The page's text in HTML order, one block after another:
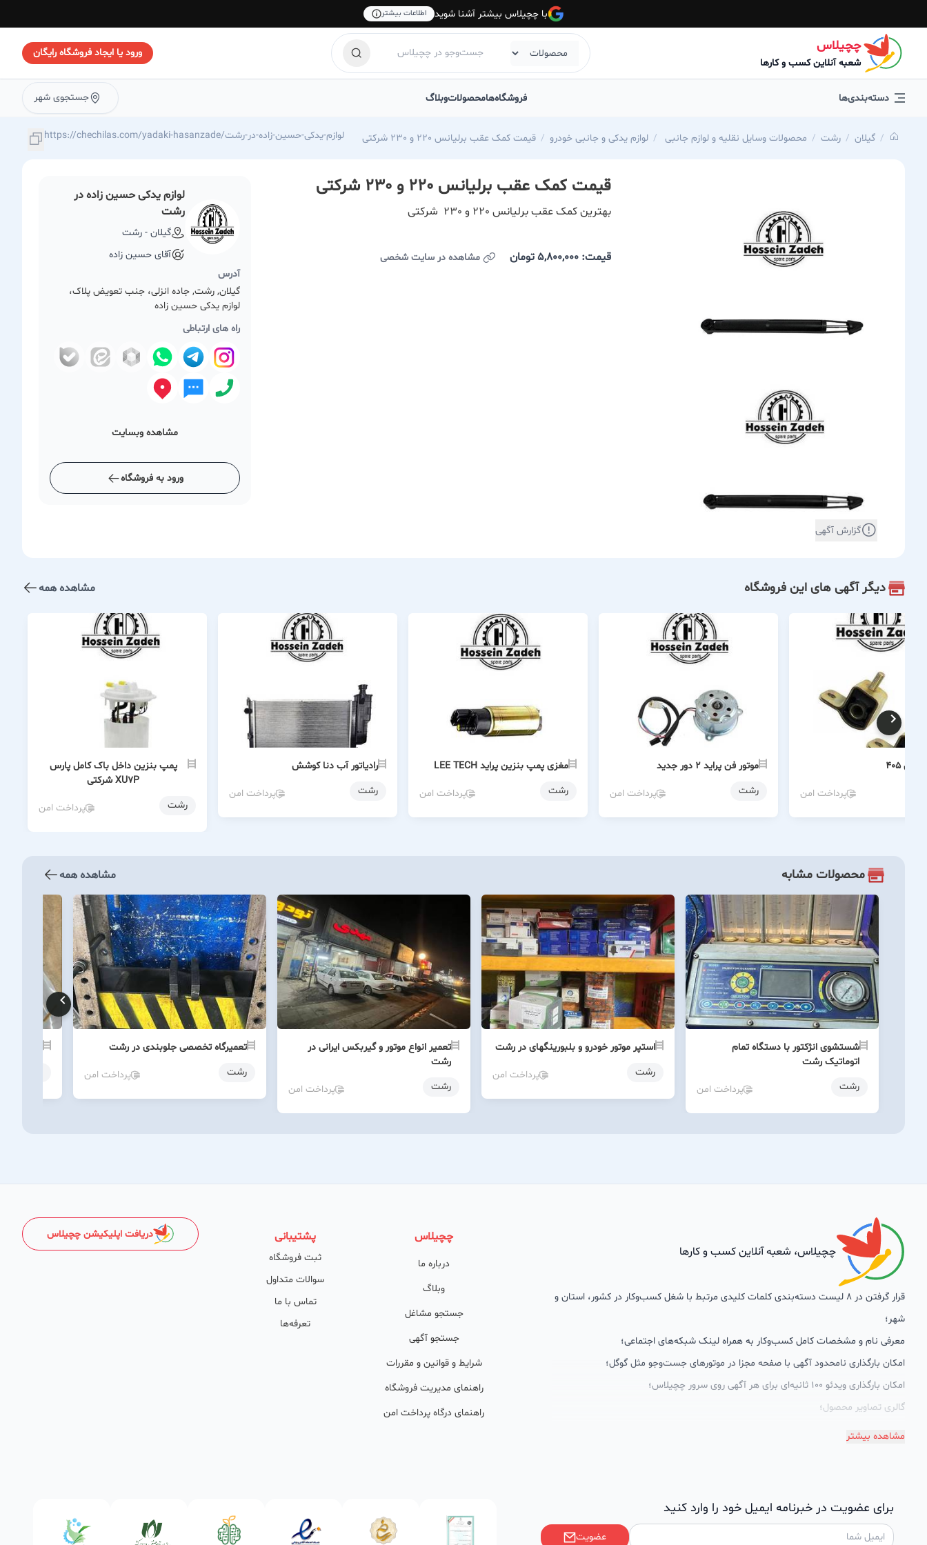
با چچیلاس بیشتر آشنا شوید اطلاعات بیشتر
چچیلاس
شعبه آنلاین کسب و کارها
ورود یا ایجاد فروشگاه رایگان
دسته‌بندی‌ها فروشگاه‌هامحصولاتوبلاگ جستجوی شهر
گیلان رشت محصولات وسایل نقلیه و لوازم جانبی لوازم یدکی و جانبی خودرو قیمت کمک عقب برلیانس 220 و 230 شرکتی https://chechilas.com/yadaki-hasanzade/لوازم-یدکی-حسین-زاده-در-رشت
گزارش آگهی
قیمت کمک عقب برلیانس 220 و 230 شرکتی
بهترین کمک عقب برلیانس 220 و 230 شرکتی
قیمت: 5,800,000 تومان مشاهده در سایت شخصی
لوازم یدکی حسین زاده در
رشت
گیلان - رشت
آقای حسین زاده
آدرس
گیلان, رشت, جاده انزلی، جنب تعویض پلاک،
لوازم یدکی حسین زاده
راه های ارتباطی
مشاهده وبسایت
ورود به فروشگاه
دیگر آگهی های این فروشگاه مشاهده همه
405
پرداخت امن
موتور فن پراید 2 دور جدید
رشت
پرداخت امن
مغزی پمپ بنزین پراید LEE TECH
رشت
پرداخت امن
رادیاتور آب دنا کوشش
رشت
پرداخت امن
پمپ بنزین داخل باک کامل پارس
XU7P شرکتی
رشت
پرداخت امن
محصولات مشابه مشاهده همه
شستشوی انژکتور با دستگاه تمام
اتوماتیک رشت
رشت
پرداخت امن
استپر موتور خودرو و بلبورینگهای در رشت
رشت
پرداخت امن
تعمیر انواع موتور و گیربکس ایرانی در
رشت
رشت
پرداخت امن
تعمیرگاه تخصصی جلوبندی در رشت
رشت
پرداخت امن
چچیلاس، شعبه آنلاین کسب و کارها
قرار گرفتن در 8 لیست دسته‌بندی کلمات کلیدی مرتبط با شغل کسب‌وکار در کشور، استان و
شهر؛
معرفی نام و مشخصات کامل کسب‌وکار به همراه لینک شبکه‌های اجتماعی؛
امکان بارگذاری نامحدود آگهی با صفحه مجزا در موتورهای جست‌وجو مثل گوگل؛
امکان بارگذاری ویدئو 100 ثانیه‌ای برای هر آگهی روی سرور چچیلاس؛
گالری تصاویر محصول؛
امکان دسته‌بندی آگهی‌ها
چچیلاس با کلمات کلیدی بسیار خوبی رتبه دریافت کرده و بازخورد‌های بسیار خوبی گرفته‌اند.
طی تماس‌های دوره‌ای پشتیبان‌ها (هر 45 روز تا 60 روز یک‌بار)، صاحبین کسب‌وکارها با
مشاهده بیشتر
چچیلاس
درباره ما
وبلاگ
جستجو مشاغل
جستجو آگهی
شرایط و قوانین و مقررات
راهنمای مدیریت فروشگاه
راهنمای درگاه پرداخت امن
پشتیبانی
ثبت فروشگاه
سوالات متداول
تماس با ما
تعرفه‌ها
دریافت اپلیکیشن چچیلاس
برای عضویت در خبرنامه ایمیل خود را وارد کنید
عضویت